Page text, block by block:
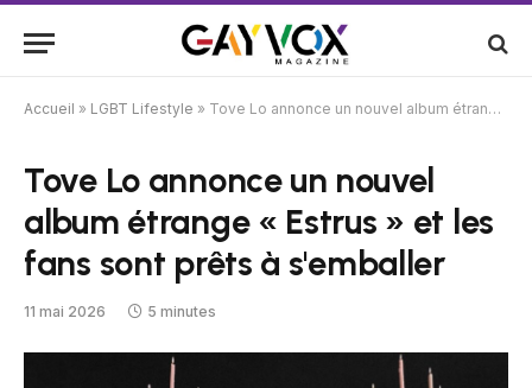
Accueil » LGBT Lifestyle » Tove Lo annonce un nouvel album étrange « Estrus » et les fans sont prêts à s'emballer
Tove Lo annonce un nouvel
album étrange « Estrus » et les
fans sont prêts à s'emballer
11 mai 2026 5 minutes